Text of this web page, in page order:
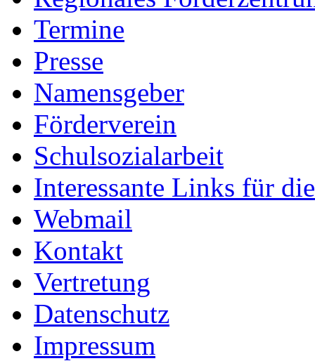
Termine
Presse
Namensgeber
Förderverein
Schulsozialarbeit
Interessante Links für
Webmail
Kontakt
Vertretung
Datenschutz
Impressum